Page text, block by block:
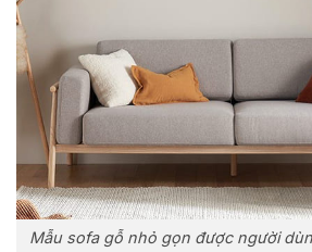
Mẫu sofa gỗ nhỏ gọn được người